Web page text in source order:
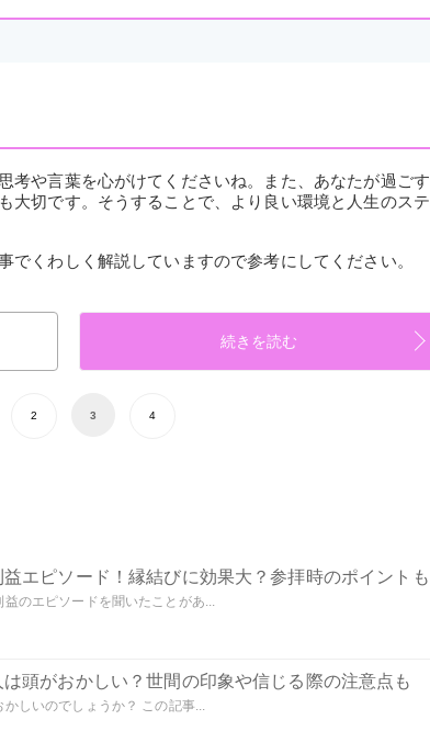
考や言葉を心がけてくださいね。また、あなたが過ごす
大切です。そうすることで、より良い環境と人生のステ
くわしく解説していますので参考にしてください。
続きを読む
2 3 4
益エピソード！縁結びに効果大？参拝時のポイントも
のエピソードを聞いたことがあ...
頭がおかしい？世間の印象や信じる際の注意点も
しいのでしょうか？ この記事...